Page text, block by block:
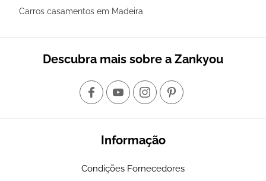
Carros casamentos em Madeira
Descubra mais sobre a Zankyou
Informação
Condições Fornecedores